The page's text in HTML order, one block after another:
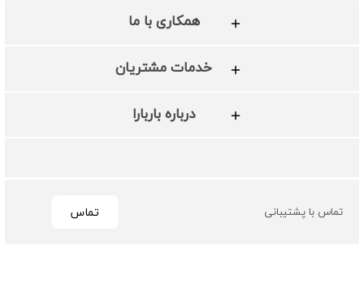
همکاری با ما
خدمات مشتریان
درباره باربارا
تماس با پشتیبانی تماس